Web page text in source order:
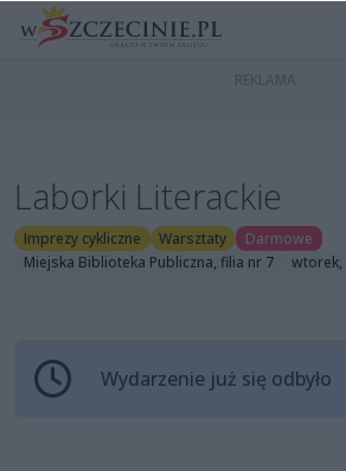
Laborki Literackie
Imprezy cykliczne Warsztaty
Darmowe
Miejska Biblioteka Publiczna, filia nr 7
wtorek,
Wydarzenie już się odbyło